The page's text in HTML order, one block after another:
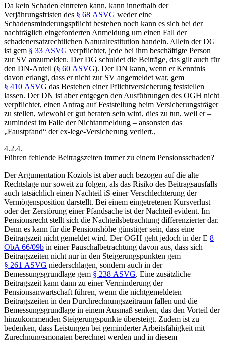
Da kein Schaden eintreten kann, kann innerhalb der
Verjährungsfristen des § 68 ASVG weder eine
Schadensminderungspflicht bestehen noch kann es sich bei der
nachträglich eingeforderten Anmeldung um einen Fall der
schadenersatzrechtlichen Naturalrestitution handeln. Allein der DG
ist gem § 33 ASVG verpflichtet, jede bei ihm beschäftigte Person
zur SV anzumelden. Der DG schuldet die Beiträge, das gilt auch für
den DN-Anteil (§ 60 ASVG). Der DN kann, wenn er Kenntnis
davon erlangt, dass er nicht zur SV angemeldet war, gem
§ 410 ASVG das Bestehen einer Pflichtversicherung feststellen
lassen. Der DN ist aber entgegen den Ausführungen des OGH nicht
verpflichtet, einen Antrag auf Feststellung beim Versicherungsträger
zu stellen, wiewohl er gut beraten sein wird, dies zu tun, weil er –
zumindest im Falle der Nichtanmeldung – ansonsten das
„Faustpfand“ der ex-lege-Versicherung verliert.,
4.2.4.
Führen fehlende Beitragszeiten immer zu einem Pensionsschaden?
Der Argumentation Koziols ist aber auch bezogen auf die alte
Rechtslage nur soweit zu folgen, als das Risiko des Beitragsausfalls
auch tatsächlich einen Nachteil iS einer Verschlechterung der
Vermögensposition darstellt. Bei einem eingetretenen Kursverlust
oder der Zerstörung einer Pfandsache ist der Nachteil evident. Im
Pensionsrecht stellt sich die Nachteilsbetrachtung differenzierter dar.
Denn es kann für die Pensionshöhe günstiger sein, dass eine
Beitragszeit nicht gemeldet wird. Der OGH geht jedoch in der E 8
ObA 66/09b in einer Pauschalbetrachtung davon aus, dass sich
Beitragszeiten nicht nur in den Steigerungspunkten gem
§ 261 ASVG niederschlagen, sondern auch in der
Bemessungsgrundlage gem § 238 ASVG. Eine zusätzliche
Beitragszeit kann dann zu einer Verminderung der
Pensionsanwartschaft führen, wenn die nichtgemeldeten
Beitragszeiten in den Durchrechnungszeitraum fallen und die
Bemessungsgrundlage in einem Ausmaß senken, das den Vorteil der
hinzukommenden Steigerungspunkte übersteigt. Zudem ist zu
bedenken, dass Leistungen bei geminderter Arbeitsfähigkeit mit
Zurechnungsmonaten berechnet werden und in diesem